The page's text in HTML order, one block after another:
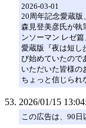
2026-03-01
20周年記念愛蔵版
森見登美彦氏が執
ンソーマン レゼ
愛蔵版『夜は短し
び始めていたので
いただいた皆様の
ちょっと信じられ
2026/01/15
この広告は、90日